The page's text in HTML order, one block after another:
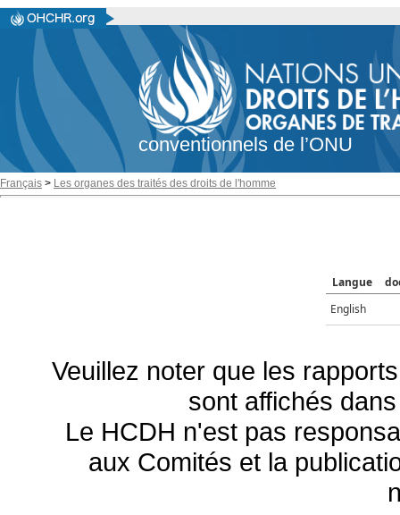
conventionnels de l’ONU
Français > Les organes des traités des droits de l'homme
Langue
English
Veuillez noter que les
sont affichés
Le HCDH n'est pas
aux Comités et la